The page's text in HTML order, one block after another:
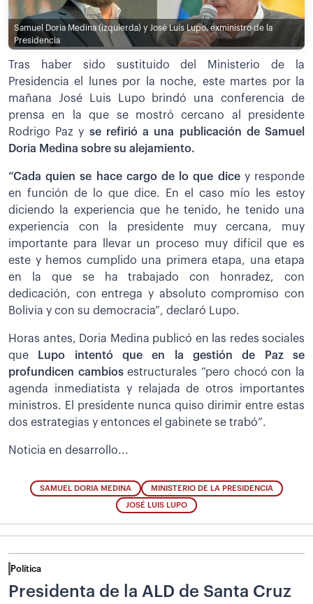
Samuel Doria Medina (izquierda) y José Luís Lupo, exministro de la
Presidencia
Tras haber sido sustituido del Ministerio de la
Presidencia el lunes por la noche, este martes por la
mañana José Luis Lupo brindó una conferencia de
prensa en la que se mostró cercano al presidente
Rodrigo Paz y se refirió a una publicación de Samuel
Doria Medina sobre su alejamiento.
“Cada quien se hace cargo de lo que dice y responde
en función de lo que dice. En el caso mío les estoy
diciendo la experiencia que he tenido, he tenido una
experiencia con la presidente muy cercana, muy
importante para llevar un proceso muy difícil que es
este y hemos cumplido una primera etapa, una etapa
en la que se ha trabajado con honradez, con
dedicación, con entrega y absoluto compromiso con
Bolivia y con su democracia”, declaró Lupo.
Horas antes, Doria Medina publicó en las redes sociales
que
Lupo intentó que en la gestión de Paz se
profundicen cambiosestructurales “pero chocó con la
agenda inmediatista y relajada de otros importantes
ministros. El presidente nunca quiso dirimir entre estas
dos estrategias y entonces el gabinete se trabó”.
Noticia en desarrollo...
SAMUEL DORIA MEDINA MINISTERIO DE LA PRESIDENCIA
JOSÉ LUIS LUPO
Política
Presidenta de la ALD de Santa Cruz